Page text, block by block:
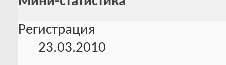
Регистрация
23.03.2010